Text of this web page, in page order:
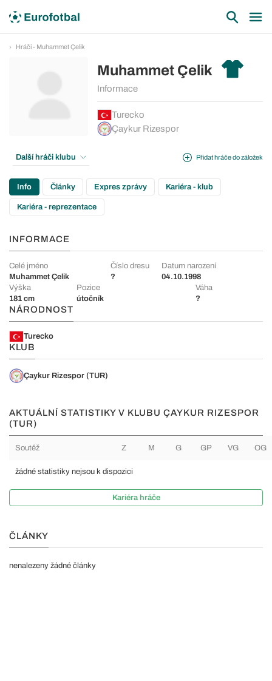
Hráči - Muhammet Çelik
Muhammet Çelik
Informace
Turecko
Çaykur Rizespor
Přidat hráče do záložek
Další hráči klubu
Info Články Expres zprávy Kariéra - klub
Kariéra - reprezentace
INFORMACE
Celé jméno
Muhammet Çelik
Číslo dresu
?
Datum narození
04.10.1998
Výška
181 cm
Pozice
útočník
Váha
?
NÁRODNOST
Turecko
KLUB
Çaykur Rizespor (TUR)
AKTUÁLNÍ STATISTIKY V KLUBU ÇAYKUR RIZESPOR
(TUR)
Soutěž Z M G GP VG OG
žádné statistiky nejsou k dispozici
Kariéra hráče
ČLÁNKY
nenalezeny žádné články